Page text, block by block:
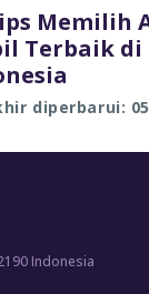
Memilih
Terbaik di
diperbarui:
Indonesia